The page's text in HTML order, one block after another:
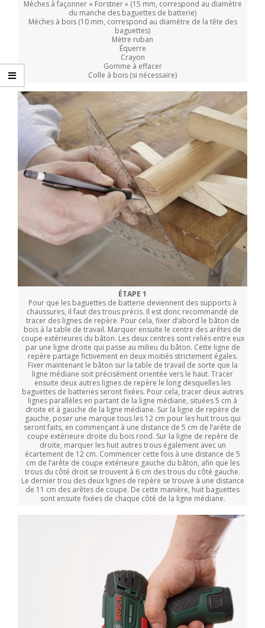
Mèches à façonner « Forstner » (15 mm, correspond au diamètre
du manche des baguettes de batterie)
Mèches à bois (10 mm, correspond au diamètre de la tête des
baguettes)
Mètre ruban
Équerre
Crayon
Gomme à effacer
Colle à bois (si nécessaire)
ÉTAPE 1
Pour que les baguettes de batterie deviennent des supports à
chaussures, il faut des trous précis. Il est donc recommandé de
tracer des lignes de repère. Pour cela, fixer d‘abord le bâton de
bois à la table de travail. Marquer ensuite le centre des arêtes de
coupe extérieures du bâton. Les deux centres sont reliés entre eux
par une ligne droite qui passe au milieu du bâton. Cette ligne de
repère partage fictivement en deux moitiés strictement égales.
Fixer maintenant le bâton sur la table de travail de sorte que la
ligne médiane soit précisément orientée vers le haut. Tracer
ensuite deux autres lignes de repère le long desquelles les
baguettes de batteries seront fixées. Pour cela, tracer deux autres
lignes parallèles en partant de la ligne médiane, situées 5 cm à
droite et à gauche de la ligne médiane. Sur la ligne de repère de
gauche, poser une marque tous les 12 cm pour les huit trous qui
seront faits, en commençant à une distance de 5 cm de l‘arête de
coupe extérieure droite du bois rond. Sur la ligne de repère de
droite, marquer les huit autres trous également avec un
écartement de 12 cm. Commencer cette fois à une distance de 5
cm de l‘arête de coupe extérieure gauche du bâton, afin que les
trous du côté droit se trouvent à 6 cm des trous du côté gauche.
Le dernier trou des deux lignes de repère se trouve à une distance
de 11 cm des arêtes de coupe. De cette manière, huit baguettes
sont ensuite fixées de chaque côté de la ligne médiane.